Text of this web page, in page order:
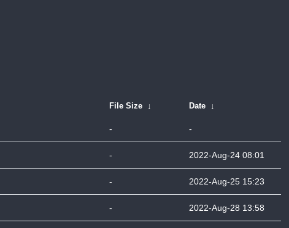
File Size ↓ Date ↓
- -
- 2022-Aug-24 08:01
- 2022-Aug-25 15:23
- 2022-Aug-28 13:58